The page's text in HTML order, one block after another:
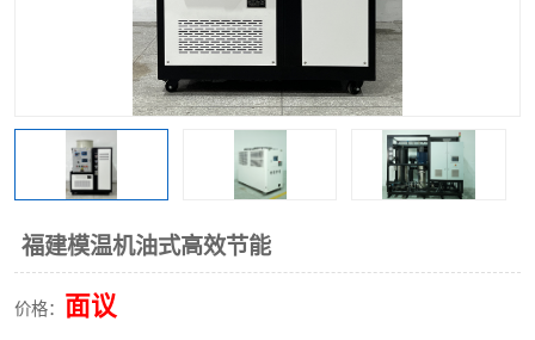
福建模温机油式高效节能
价格： 面议